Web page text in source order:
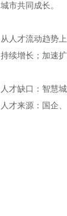
城市共同成长。
从人才流动趋势
持续增长；加速
人才缺口：智慧
人才来源：国企